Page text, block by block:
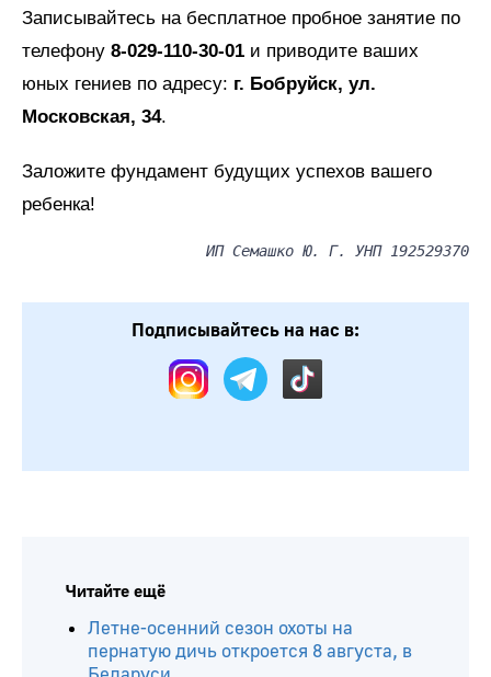
Записывайтесь на бесплатное пробное занятие по
телефону 8-029-110-30-01 и приводите ваших
юных гениев по адресу: г. Бобруйск, ул.
Московская, 34.
Заложите фундамент будущих успехов вашего
ребенка!
ИП Семашко Ю. Г. УНП 192529370
Подписывайтесь на нас в: